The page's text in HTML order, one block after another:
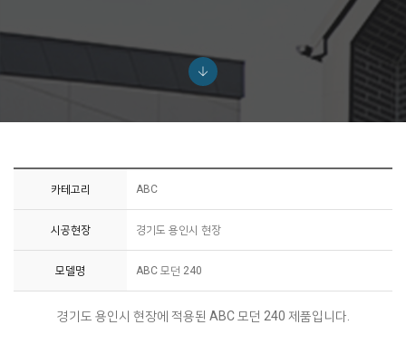
카테고리 ABC
시공현장 경기도 용인시 현장
모델명 ABC 모던 240
경기도 용인시 현장에 적용된 ABC 모던 240 제품입니다.